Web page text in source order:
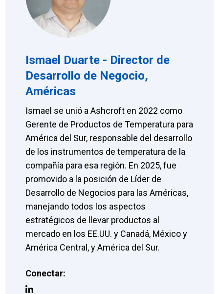
Ismael Duarte - Director de
Desarrollo de Negocio,
Américas
Ismael se unió a Ashcroft en 2022 como
Gerente de Productos de Temperatura para
América del Sur, responsable del desarrollo
de los instrumentos de temperatura de la
compañía para esa región. En 2025, fue
promovido a la posición de Líder de
Desarrollo de Negocios para las Américas,
manejando todos los aspectos
estratégicos de llevar productos al
mercado en los EE.UU. y Canadá, México y
América Central, y América del Sur.
Conectar: